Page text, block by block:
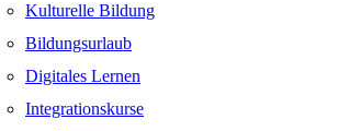
Kulturelle Bildung
Bildungsurlaub
Digitales Lernen
Integrationskurse